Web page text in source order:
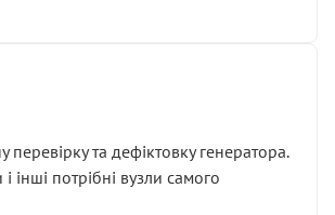
та дефіктовку генератора.
інші потрібні вузли самого